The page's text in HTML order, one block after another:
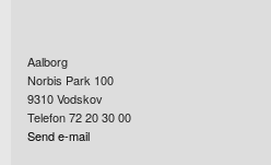
Aalborg
Norbis Park 100
9310Vodskov
Telefon 72 20 30 00
Send e-mail